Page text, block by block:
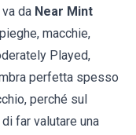
da Near Mint
macchie,
Played,
perfetta spesso
perché sul
far valutare una